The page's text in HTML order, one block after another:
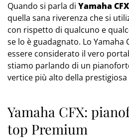
Quando si parla di Yamaha CFX
quella sana riverenza che si
con rispetto di qualcuno e
se lo è guadagnato. Lo Yamaha
essere considerato il vero
stiamo parlando di un
vertice più alto della
Yamaha CFX:
top Premium